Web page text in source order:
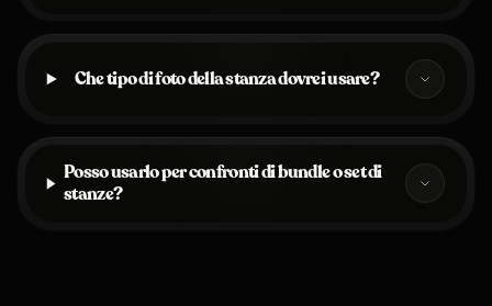
Che tipo di foto della stanza dovrei usare?
Posso usarlo per confronti di bundle o set di
stanze?